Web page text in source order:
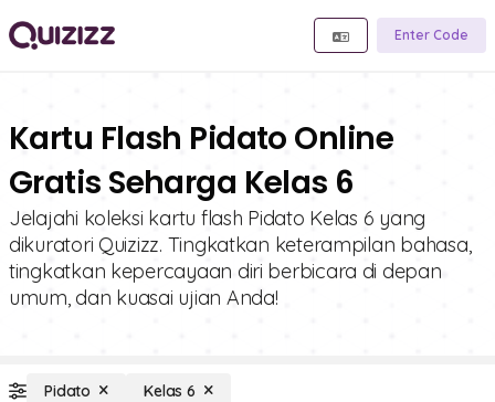
Enter Code
Kartu Flash Pidato Online
Gratis Seharga Kelas 6
Jelajahi koleksi kartu flash Pidato Kelas 6 yang
dikuratori Quizizz. Tingkatkan keterampilan bahasa,
tingkatkan kepercayaan diri berbicara di depan
umum, dan kuasai ujian Anda!
Pidato Kelas 6